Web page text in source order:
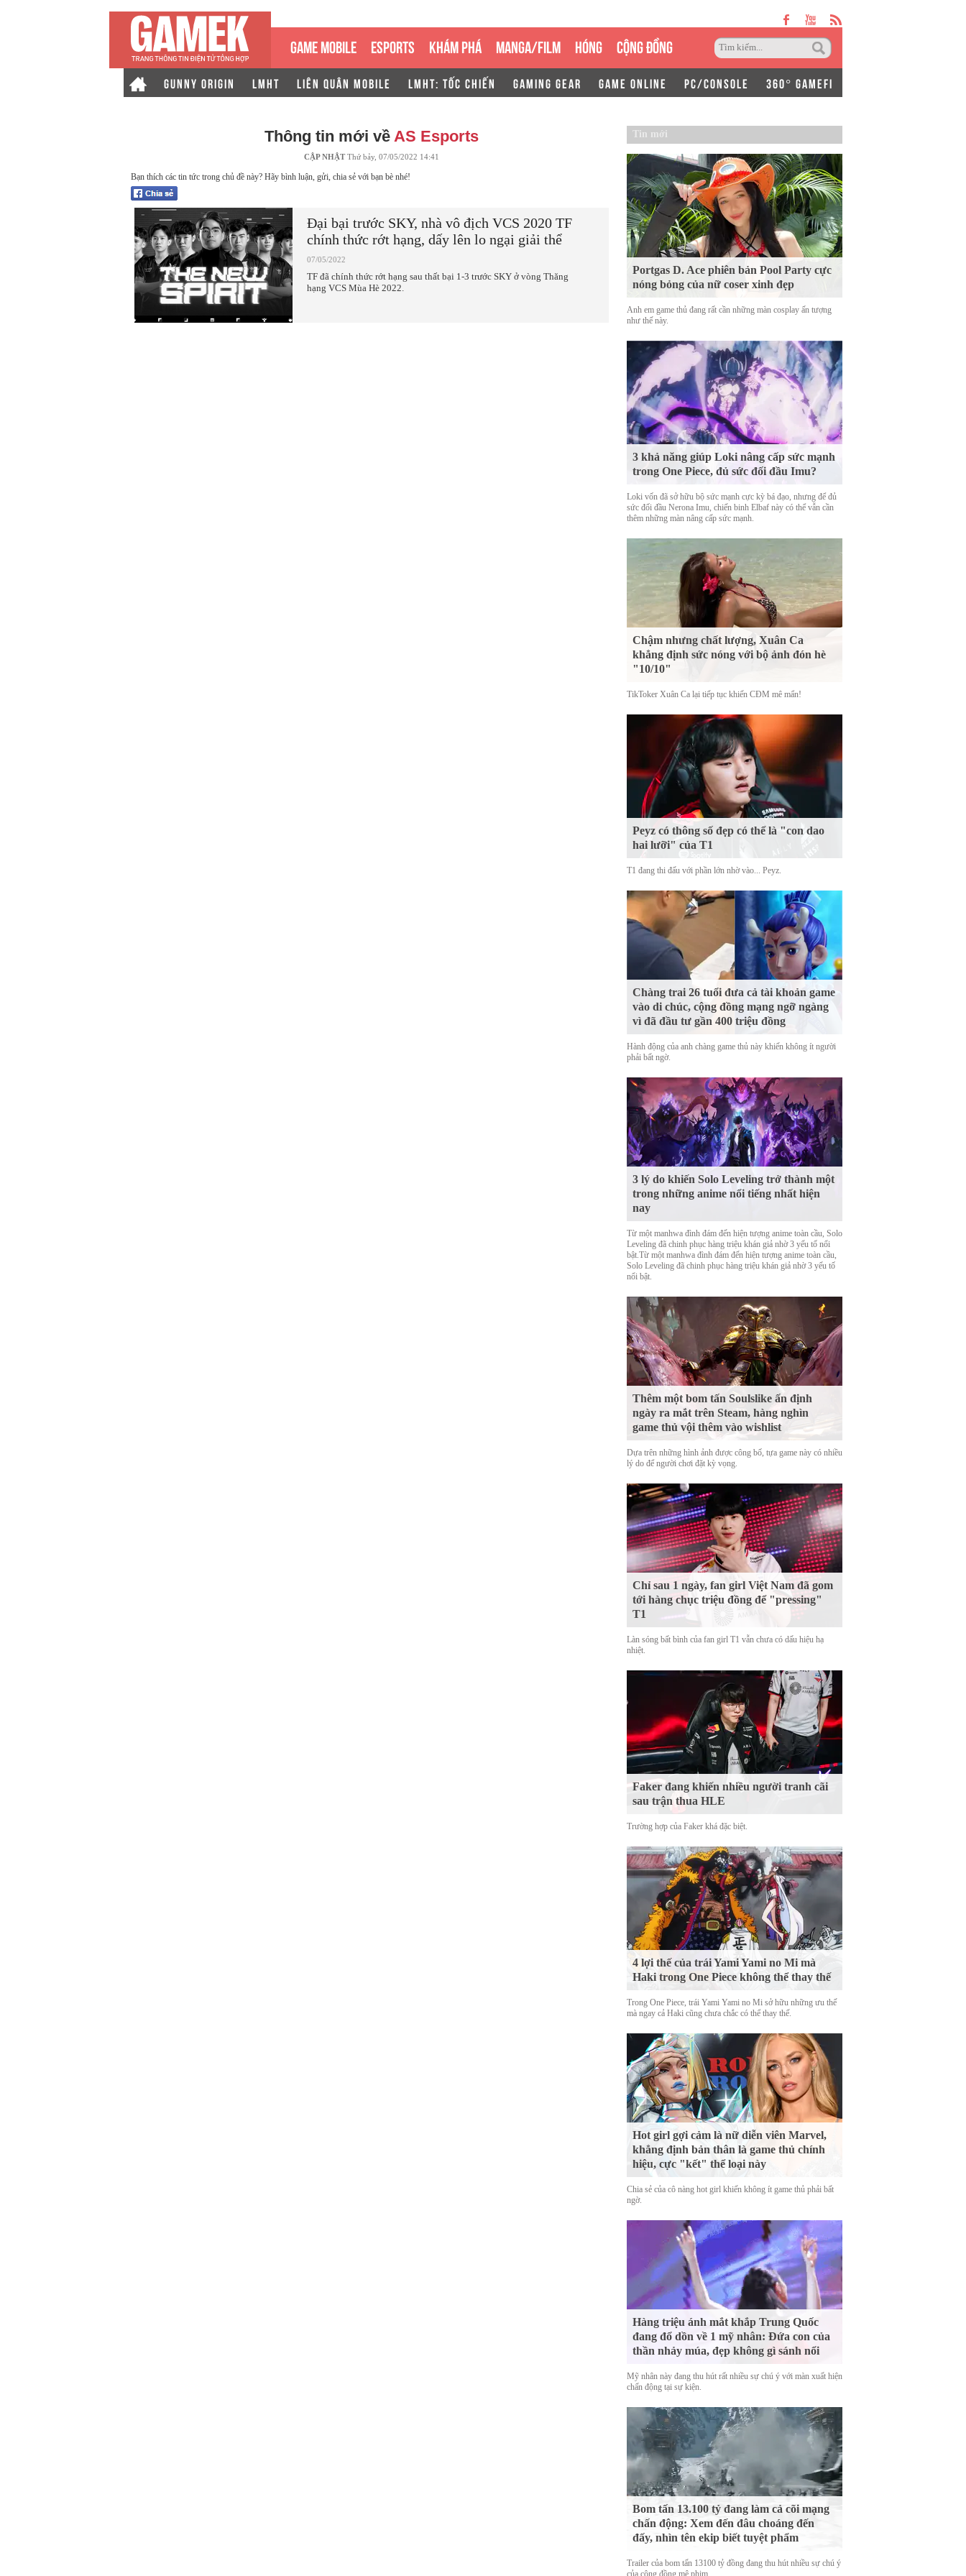
GAME MOBILE ESPORTS KHÁM PHÁ MANGA/FILM HÓNG CỘNG ĐỒNG
GUNNY ORIGIN LMHT LIÊN QUÂN MOBILE LMHT: TỐC CHIẾN GAMING GEAR GAME ONLINE PC/CONSOLE 360° GAMEFI
Thông tin mới về AS Esports
CẬP NHẬTThứ bảy, 07/05/2022 14:41
Bạn thích các tin tức trong chủ đề này? Hãy bình luận, gửi, chia sẻ với bạn bè nhé!
Đại bại trước SKY, nhà vô địch VCS 2020 TF
chính thức rớt hạng, dấy lên lo ngại giải thể
07/05/2022
TF đã chính thức rớt hạng sau thất bại 1-3 trước SKY ở vòng Thăng
hạng VCS Mùa Hè 2022.
Tin mới
Portgas D. Ace phiên bản Pool Party cực
nóng bỏng của nữ coser xinh đẹp
Anh em game thủ đang rất cần những màn cosplay ấn tượng
như thế này.
3 khả năng giúp Loki nâng cấp sức mạnh
trong One Piece, đủ sức đối đầu Imu?
Loki vốn đã sở hữu bộ sức mạnh cực kỳ bá đạo, nhưng để đủ
sức đối đầu Nerona Imu, chiến binh Elbaf này có thể vẫn cần
thêm những màn nâng cấp sức mạnh.
Chậm nhưng chất lượng, Xuân Ca
khẳng định sức nóng với bộ ảnh đón hè
"10/10"
TikToker Xuân Ca lại tiếp tục khiến CĐM mê mẩn!
Peyz có thông số đẹp có thể là "con dao
hai lưỡi" của T1
T1 đang thi đấu với phần lớn nhờ vào... Peyz.
Chàng trai 26 tuổi đưa cả tài khoản game
vào di chúc, cộng đồng mạng ngỡ ngàng
vì đã đầu tư gần 400 triệu đồng
Hành động của anh chàng game thủ này khiến không ít người
phải bất ngờ.
3 lý do khiến Solo Leveling trở thành một
trong những anime nổi tiếng nhất hiện
nay
Từ một manhwa đình đám đến hiện tượng anime toàn cầu, Solo
Leveling đã chinh phục hàng triệu khán giả nhờ 3 yếu tố nổi
bật.Từ một manhwa đình đám đến hiện tượng anime toàn cầu,
Solo Leveling đã chinh phục hàng triệu khán giả nhờ 3 yếu tố
nổi bật.
Thêm một bom tấn Soulslike ấn định
ngày ra mắt trên Steam, hàng nghìn
game thủ vội thêm vào wishlist
Dựa trên những hình ảnh được công bố, tựa game này có nhiều
lý do để người chơi đặt kỳ vọng.
Chỉ sau 1 ngày, fan girl Việt Nam đã gom
tới hàng chục triệu đồng để "pressing"
T1
Làn sóng bất bình của fan girl T1 vẫn chưa có dấu hiệu hạ
nhiệt.
Faker đang khiến nhiều người tranh cãi
sau trận thua HLE
Trường hợp của Faker khá đặc biệt.
4 lợi thế của trái Yami Yami no Mi mà
Haki trong One Piece không thể thay thế
Trong One Piece, trái Yami Yami no Mi sở hữu những ưu thế
mà ngay cả Haki cũng chưa chắc có thể thay thế.
Hot girl gợi cảm là nữ diễn viên Marvel,
khẳng định bản thân là game thủ chính
hiệu, cực "kết" thể loại này
Chia sẻ của cô nàng hot girl khiến không ít game thủ phải bất
ngờ.
Hàng triệu ánh mắt khắp Trung Quốc
đang đổ dồn về 1 mỹ nhân: Đứa con của
thần nhảy múa, đẹp không gì sánh nổi
Mỹ nhân này đang thu hút rất nhiều sự chú ý với màn xuất hiện
chấn động tại sự kiện.
Bom tấn 13.100 tỷ đang làm cả cõi mạng
chấn động: Xem đến đâu choáng đến
đấy, nhìn tên ekip biết tuyệt phẩm
Trailer của bom tấn 13100 tỷ đồng đang thu hút nhiều sự chú ý
của cộng đồng mê phim.